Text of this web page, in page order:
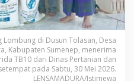
Lombung di Dusun Tolasan, Desa
Kabupaten Sumenep, menerima
TB10 dari Dinas Pertanian dan
pada Sabtu, 30 Mei 2026.
LENSAMADURA/Istimewa